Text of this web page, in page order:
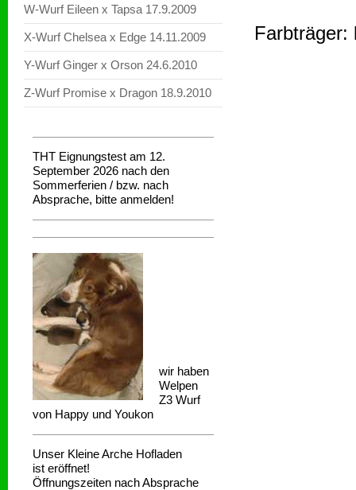
W-Wurf Eileen x Tapsa 17.9.2009
X-Wurf Chelsea x Edge 14.11.2009
Y-Wurf Ginger x Orson 24.6.2010
Z-Wurf Promise x Dragon 18.9.2010
THT Eignungstest am 12.
September 2026 nach den
Sommerferien / bzw. nach
Absprache, bitte anmelden!
wir haben
Welpen
Z3 Wurf
von Happy und Youkon
Unser Kleine Arche Hofladen
ist eröffnet!
Öffnungszeiten nach Absprache
Farbträger: